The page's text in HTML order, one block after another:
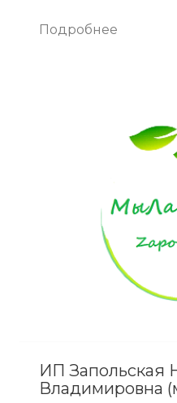
Подробнее
ИП Запольская
Владимировна